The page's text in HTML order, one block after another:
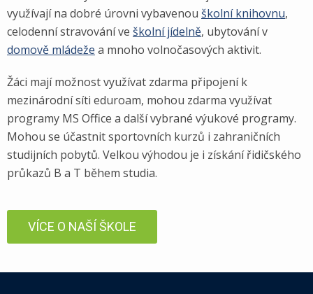
využívají na dobré úrovni vybavenou školní knihovnu,
celodenní stravování ve školní jídelně, ubytování v
domově mládeže a mnoho volnočasových aktivit.
Žáci mají možnost využívat zdarma připojení k
mezinárodní síti eduroam, mohou zdarma využívat
programy MS Office a další vybrané výukové programy.
Mohou se účastnit sportovních kurzů i zahraničních
studijních pobytů. Velkou výhodou je i získání řidičského
průkazů B a T během studia.
VÍCE O NAŠÍ ŠKOLE